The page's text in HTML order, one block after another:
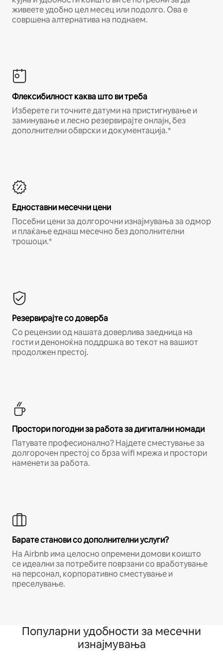
живеете удобно цел месец или подолго. Ова е
совршена алтернатива на поднаем.
Флексибилност каква што ви треба
Изберете ги точните датуми на пристигнување и
заминување и лесно резервирајте онлајн, без
дополнителни обврски и документација.*
Едноставни месечни цени
Посебни цени за долгорочни изнајмувања за одмор
и плаќање еднаш месечно без дополнителни
трошоци.*
Резервирајте со доверба
Со рецензии од нашата доверлива заедница на
гости и деноноќна поддршка во текот на вашиот
продолжен престој.
Простори погодни за работа за дигитални номади
Патувате професионално? Најдете сместување за
долгорочен престој со брза wifi мрежа и простори
наменети за работа.
Барате станови со дополнителни услуги?
На Airbnb има целосно опремени домови коишто
се идеални за потребите поврзани со вработување
на персонал, корпоративно сместување и
преселување.
Популарни удобности за месечни
изнајмувања